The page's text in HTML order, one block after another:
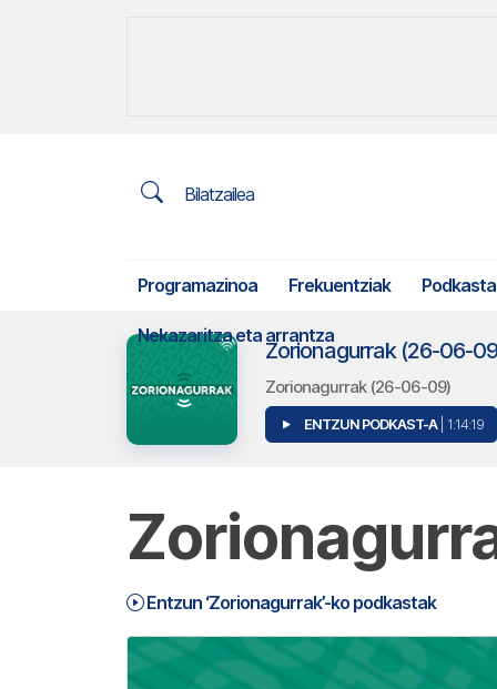
Bilatzailea
Programazinoa Frekuentziak
Nekazaritza eta arrantza
Zorionagurrak (26-06-
Zorionagurrak (26-06-09)
ENTZUN PODKAST-A | 1:14:19
Entzun ‘Zorionagurrak’-ko podkastak